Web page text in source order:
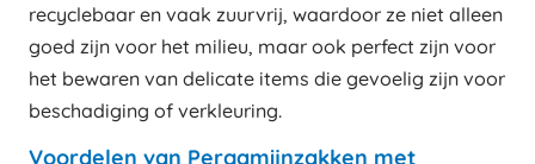
recyclebaar en vaak zuurvrij, waardoor ze niet alleen
goed zijn voor het milieu, maar ook perfect zijn voor
het bewaren van delicate items die gevoelig zijn voor
beschadiging of verkleuring.
Voordelen van Pergamijnzakken met